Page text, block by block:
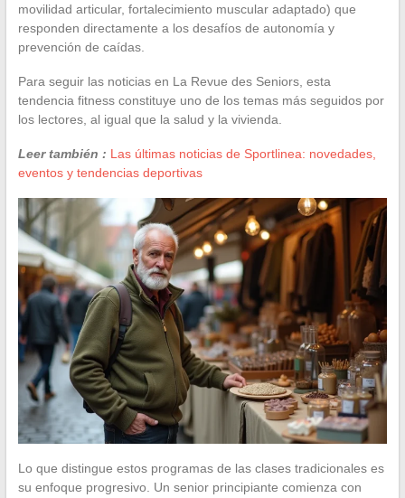
movilidad articular, fortalecimiento muscular adaptado) que
responden directamente a los desafíos de autonomía y
prevención de caídas.
Para seguir las noticias en La Revue des Seniors, esta
tendencia fitness constituye uno de los temas más seguidos por
los lectores, al igual que la salud y la vivienda.
Leer también : Las últimas noticias de Sportlinea: novedades,
eventos y tendencias deportivas
Lo que distingue estos programas de las clases tradicionales es
su enfoque progresivo. Un senior principiante comienza con